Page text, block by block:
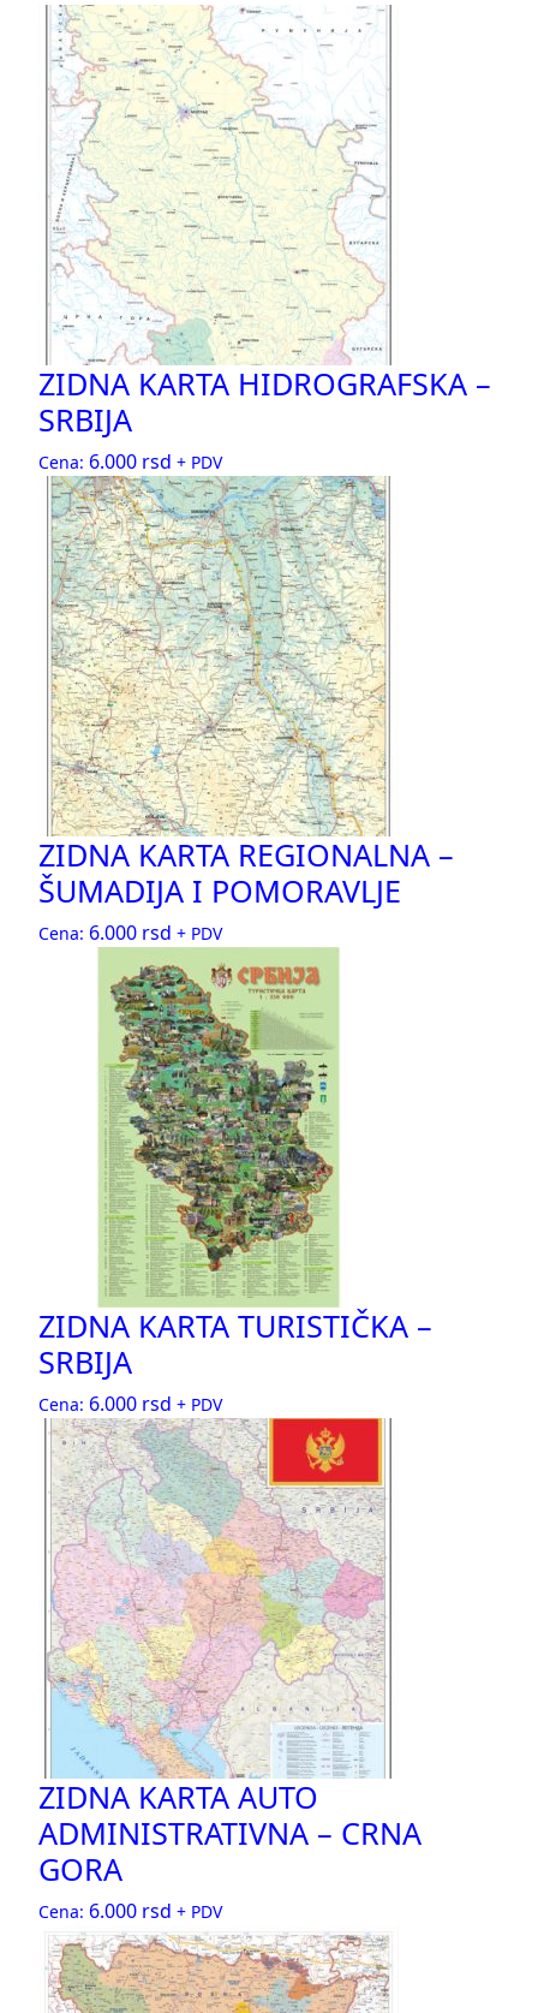
ZIDNA KARTA HIDROGRAFSKA –
SRBIJA
Cena: 6.000 rsd + PDV
ZIDNA KARTA REGIONALNA –
ŠUMADIJA I POMORAVLJE
Cena: 6.000 rsd + PDV
ZIDNA KARTA TURISTIČKA –
SRBIJA
Cena: 6.000 rsd + PDV
ZIDNA KARTA AUTO
ADMINISTRATIVNA – CRNA
GORA
Cena: 6.000 rsd + PDV